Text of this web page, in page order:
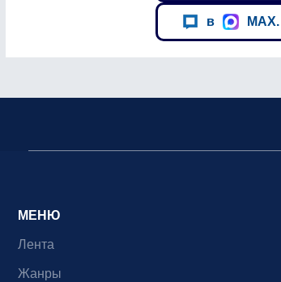
в MAX.
МЕНЮ
Лента
Жанры